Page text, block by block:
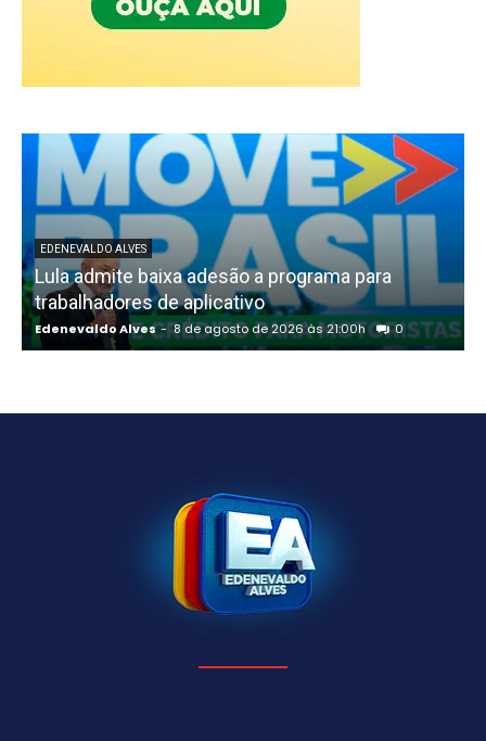
EDENEVALDO ALVES
Lula admite baixa adesão a programa para
trabalhadores de aplicativo
Edenevaldo Alves - 8 de agosto de 2026 às 21:00h 0